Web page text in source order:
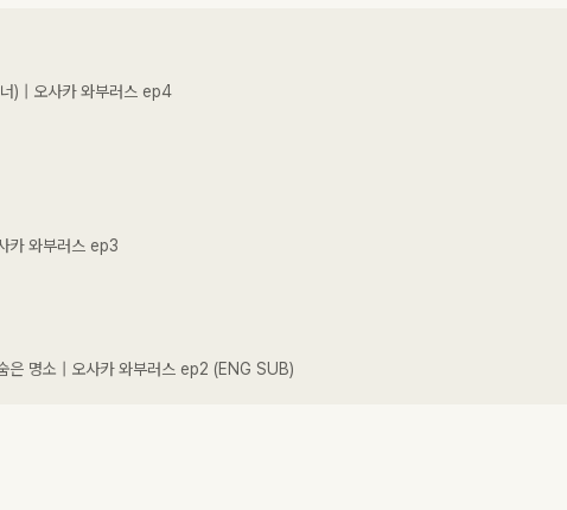
) | 오사카 와부러스 ep4
카 와부러스 ep3
은 명소 | 오사카 와부러스 ep2 (ENG SUB)